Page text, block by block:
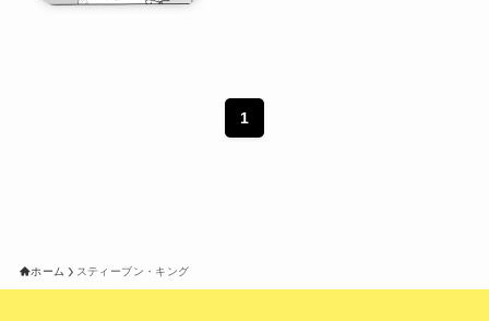
1
ホーム スティーブン・キング